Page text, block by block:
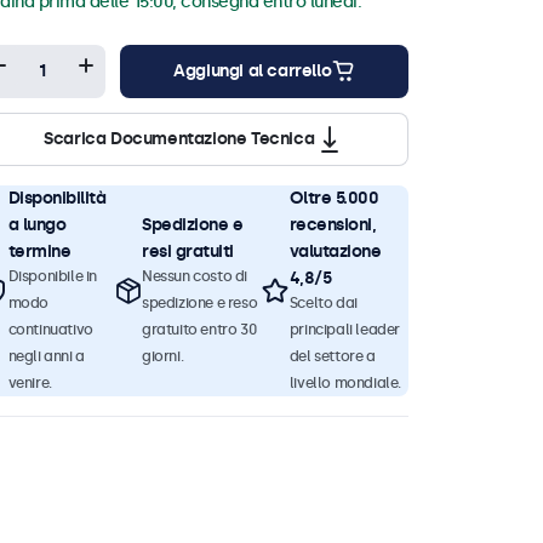
Aggiungi al carrello
Scarica Documentazione Tecnica
Disponibilità
a lungo
termine
Disponibile in
modo
continuativo
negli anni a
venire.
Spedizione e
resi gratuiti
Nessun costo di
spedizione e reso
gratuito entro 30
giorni.
Oltre 5.000
recensioni,
valutazione
4,8/5
Scelto dai
principali leader
del settore a
livello mondiale.